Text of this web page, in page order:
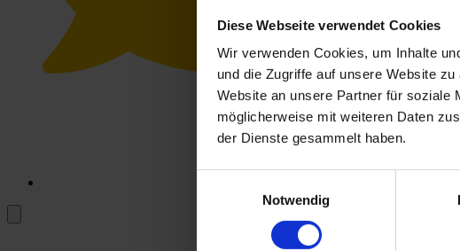
Diese Webseite verwendet Cookies
Wir verwenden Cookies, um Inhalte
und die Zugriffe auf unsere Website
Website an unsere Partner für soziale
möglicherweise mit weiteren Daten
der Dienste gesammelt haben.
Notwendig